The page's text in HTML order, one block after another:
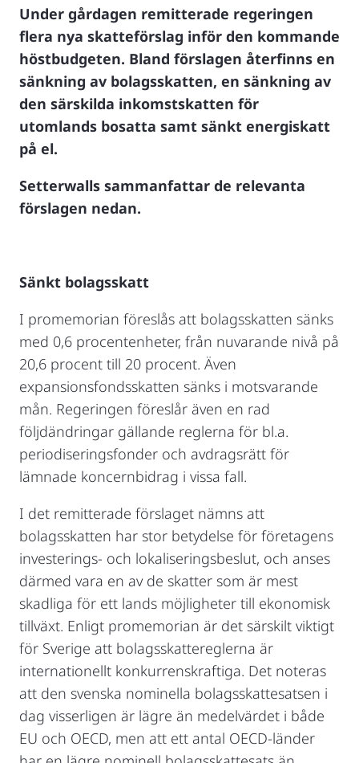
Under gårdagen remitterade regeringen
flera nya skatteförslag inför den kommande
höstbudgeten. Bland förslagen återfinns en
sänkning av bolagsskatten, en sänkning av
den särskilda inkomstskatten för
utomlands bosatta samt sänkt energiskatt
på el.
Setterwalls sammanfattar de relevanta
förslagen nedan.
Sänkt bolagsskatt
I promemorian föreslås att bolagsskatten sänks
med 0,6 procentenheter, från nuvarande nivå på
20,6 procent till 20 procent. Även
expansionsfondsskatten sänks i motsvarande
mån. Regeringen föreslår även en rad
följdändringar gällande reglerna för bl.a.
periodiseringsfonder och avdragsrätt för
lämnade koncernbidrag i vissa fall.
I det remitterade förslaget nämns att
bolagsskatten har stor betydelse för företagens
investerings- och lokaliseringsbeslut, och anses
därmed vara en av de skatter som är mest
skadliga för ett lands möjligheter till ekonomisk
tillväxt. Enligt promemorian är det särskilt viktigt
för Sverige att bolagsskattereglerna är
internationellt konkurrenskraftiga. Det noteras
att den svenska nominella bolagsskattesatsen i
dag visserligen är lägre än medelvärdet i både
EU och OECD, men att ett antal OECD-länder